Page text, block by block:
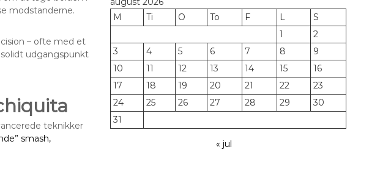
modstanderne.
– ofte med et
udgangspunkt
teknikker
smash,
M
Ti O To F L
S
1
2
3
4 5 6 7 8
9
10
11 12 13 14 15
16
17
18 19 20 21 22
23
24
25 26 27 28 29
30
31
« jul